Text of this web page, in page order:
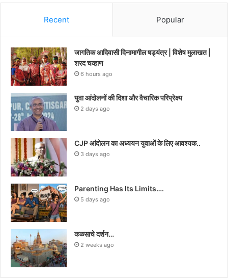
Recent Popular
जागतिक आदिवासी दिनामागील षड्यंत्र | विशेष मुलाखत |
शरद चव्हाण
6 hours ago
युवा आंदोलनों की दिशा और वैचारिक परिप्रेक्ष्य
2 days ago
CJP आंदोलन का अध्ययन युवाओं के लिए आवश्यक..
3 days ago
Parenting Has Its Limits….
5 days ago
कळसाचे दर्शन…
2 weeks ago